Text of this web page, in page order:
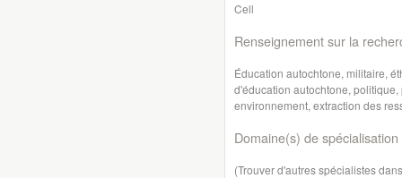
Cell
Renseignement sur la
Éducation autochtone, militaire,
d'éducation autochtone,
environnement, extraction des
Domaine(s) de spécialisation
(Trouver d'autres spécialistes